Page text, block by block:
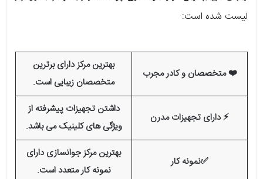
لیست شده است:
❤️ متخصصان و کادر مجرب
بهترین مرکز دارای برترین
متخصصان زیبایی است.
⚡ دارای تجهیزات مدرن
داشتن تجهیزات پیشرفته از
ویژگی های کلینیک می باشد.
✅نمونه کار
بهترین مرکز جوانسازی دارای
نمونه کار متعدد است.